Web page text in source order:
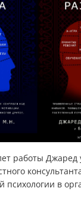
работы Джаред
психологии в